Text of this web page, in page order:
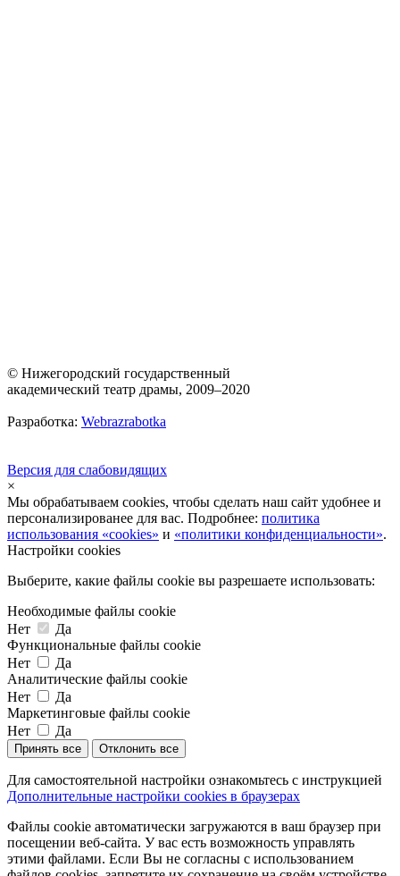
© Нижегородский государственный
академический театр драмы, 2009–2020
Разработка: Webrazrabotka
Версия для слабовидящих
×
Мы обрабатываем cookies, чтобы сделать наш сайт удобнее и
персонализированее для вас. Подробнее: политика
использования «cookies» и «политики конфиденциальности».
Настройки cookies
Выберите, какие файлы cookie вы разрешаете использовать:
Необходимые файлы cookie
Нет
Да
Функциональные файлы cookie
Нет
Да
Аналитические файлы cookie
Нет
Да
Маркетинговые файлы cookie
Нет
Да
Принять все Отклонить все
Для самостоятельной настройки ознакомьтесь с инструкцией
Дополнительные настройки cookies в браузерах
Файлы cookie автоматически загружаются в ваш браузер при
посещении веб-сайта. У вас есть возможность управлять
этими файлами. Если Вы не согласны с использованием